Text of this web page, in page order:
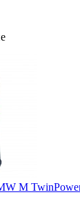
M